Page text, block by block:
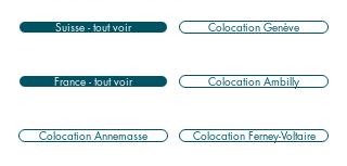
Suisse - tout voir
France - tout voir
Colocation Annemasse
Colocation Genève
Colocation Ambilly
Colocation Ferney-Voltaire